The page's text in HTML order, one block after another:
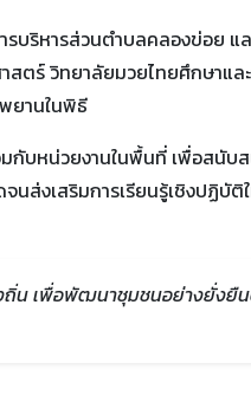
บริหารส่วนตำบลคลองข่อย แ
ตร์ วิทยาลัยมวยไทยศึกษาแล
ยานในพิธี
มกับหน่วยงานในพื้นที่ เพื่อสนั
ส่งเสริมการเรียนรู้เชิงปฏิบั
งถิ่น เพื่อพัฒนาชุมชนอย่างยั่ง